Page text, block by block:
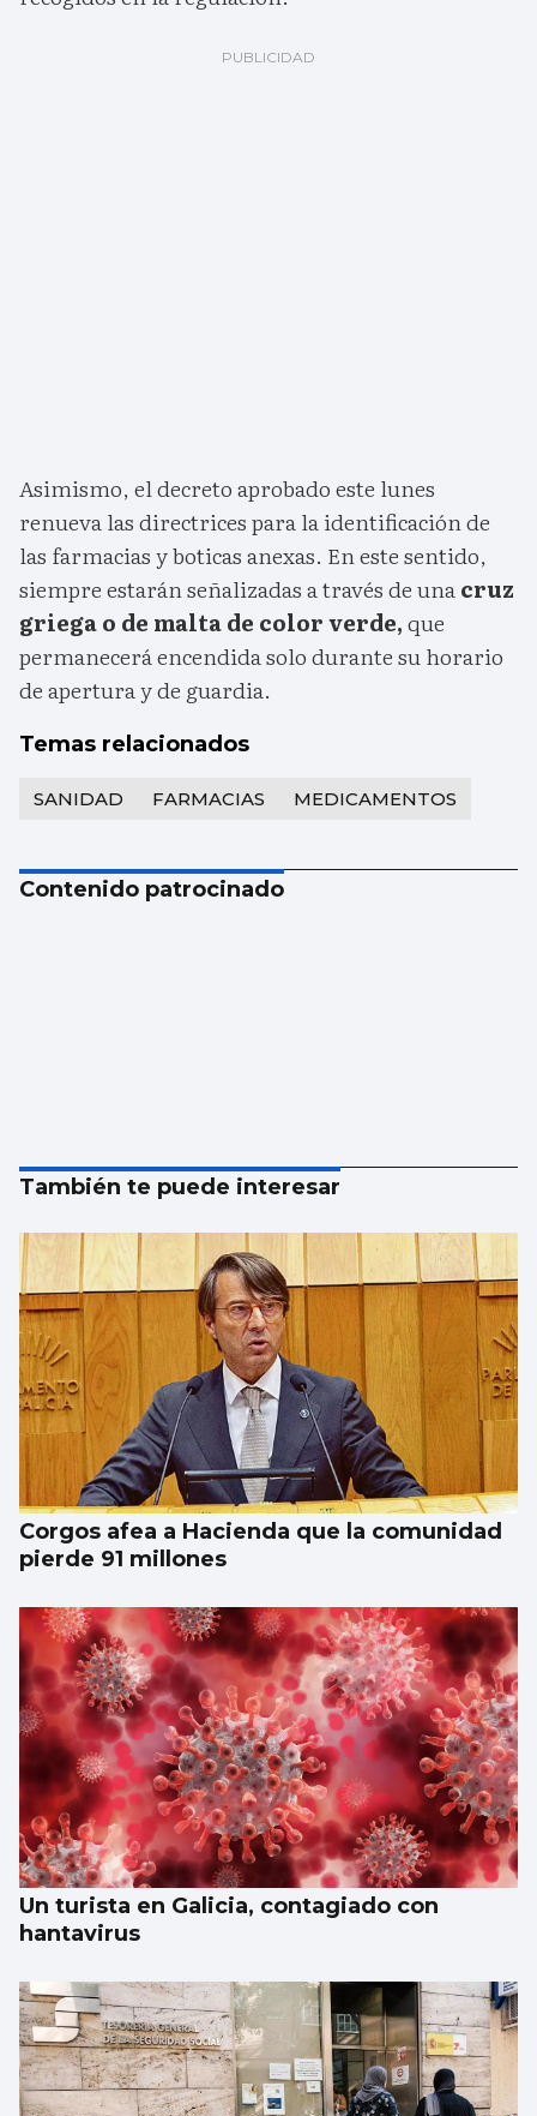
Asimismo, el decreto aprobado este lunes
renueva las directrices para la identificación de
las farmacias y boticas anexas. En este sentido,
siempre estarán señalizadas a través de unacruz
griega o de malta de color verde,que
permanecerá encendida solo durante su horario
de apertura y de guardia.
Temas relacionados
SANIDAD FARMACIAS MEDICAMENTOS
Contenido patrocinado
También te puede interesar
Corgos afea a Hacienda que la comunidad
pierde 91 millones
Un turista en Galicia, contagiado con
hantavirus